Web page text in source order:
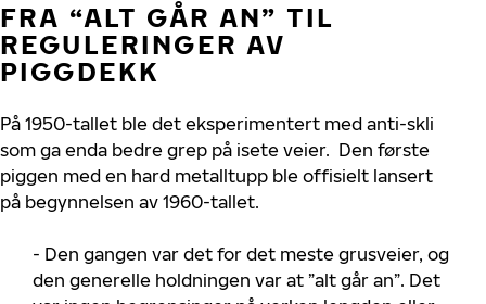
FRA “ALT GÅR AN” TIL
REGULERINGER AV
PIGGDEKK
På 1950-tallet ble det eksperimentert med anti-skli
som ga enda bedre grep på isete veier. Den første
piggen med en hard metalltupp ble offisielt lansert
på begynnelsen av 1960-tallet.
- Den gangen var det for det meste grusveier, og
den generelle holdningen var at ”alt går an”. Det